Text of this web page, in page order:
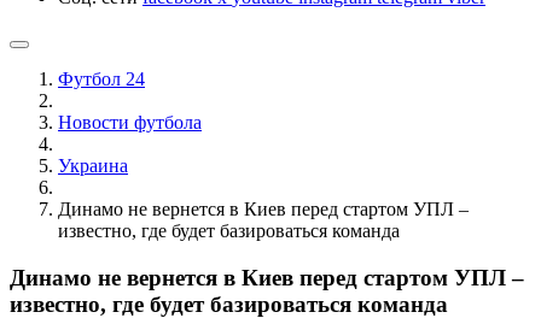
Футбол 24
Новости футбола
Украина
Динамо не вернется в Киев перед стартом УПЛ –
известно, где будет базироваться команда
Динамо не вернется в Киев перед стартом УПЛ –
известно, где будет базироваться команда